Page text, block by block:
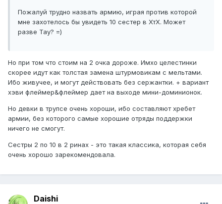
Пожалуй трудно назвать армию, играя против которой
мне захотелось бы увидеть 10 сестер в ХтХ. Может
разве Тау? =)
Но при том что стоим на 2 очка дороже. Имхо целестинки
скорее идут как толстая замена штурмовикам с мельтами.
Ибо живучее, и могут действовать без сержантки. + вариант
хэви флеймер&флеймер дает на выходе мини-доминионок.
Но девки в трупсе очень хороши, ибо составляют хребет
армии, без которого самые хорошие отряды поддержки
ничего не смогут.
Сестры 2 по 10 в 2 ринах - это такая классика, которая себя
очень хорошо зарекомендовала.
Daishi